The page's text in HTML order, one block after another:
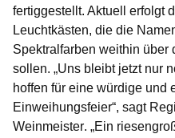
fertiggestellt. Aktuell erfolgt
Leuchtkästen, die die
Spektralfarben weithin über
sollen. „Uns bleibt jetzt nur
hoffen für eine würdige und
Einweihungsfeier“, sagt
Weinmeister. „Ein